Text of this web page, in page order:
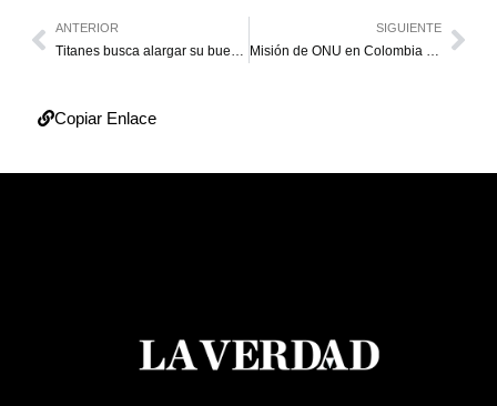
ANTERIOR
Titanes busca alargar su buen momento
SIGUIENTE
Misión de ONU en Colombia recibió primeras armas de FARC
Copiar Enlace